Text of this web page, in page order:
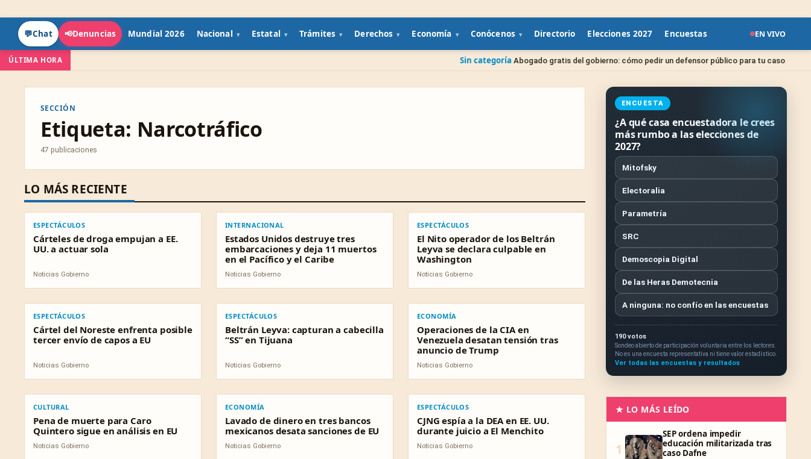
💬Chat 📢Denuncias Mundial 2026 Nacional Estatal Trámites Derechos Economía Conócenos Directorio Elecciones 2027 Encuestas EN VIVO
ÚLTIMA HORA Sin categoríaAbogado gratis del gobierno: cómo pedir un defensor público para tu caso Sin
SECCIÓN
Etiqueta: Narcotráfico
47 publicaciones
LO MÁS RECIENTE
ESPECTÁCULOS
Cárteles de droga empujan a EE.
UU. a actuar sola
Noticias Gobierno
INTERNACIONAL
Estados Unidos destruye tres
embarcaciones y deja 11 muertos
en el Pacífico y el Caribe
Noticias Gobierno
ESPECTÁCULOS
El Nito operador de los Beltrán
Leyva se declara culpable en
Washington
Noticias Gobierno
ESPECTÁCULOS
Cártel del Noreste enfrenta posible
tercer envío de capos a EU
Noticias Gobierno
ESPECTÁCULOS
Beltrán Leyva: capturan a cabecilla
“SS” en Tijuana
Noticias Gobierno
ECONOMÍA
Operaciones de la CIA en
Venezuela desatan tensión tras
anuncio de Trump
Noticias Gobierno
CULTURAL
Pena de muerte para Caro
Quintero sigue en análisis en EU
Noticias Gobierno
ECONOMÍA
Lavado de dinero en tres bancos
mexicanos desata sanciones de EU
Noticias Gobierno
ESPECTÁCULOS
CJNG espía a la DEA en EE. UU.
durante juicio a El Menchito
Noticias Gobierno
ENCUESTA
¿A qué casa encuestadora le crees
más rumbo a las elecciones de
2027?
Mitofsky
Electoralia
Parametría
SRC
Demoscopia Digital
De las Heras Demotecnia
A ninguna: no confío en las encuestas
190 votos
Sondeo abierto de participación voluntaria entre los lectores.
No es una encuesta representativa ni tiene valor estadístico.
Ver todas las encuestas y resultados
★ LO MÁS LEÍDO
1
SEP ordena impedir
educación militarizada tras
caso Dafne